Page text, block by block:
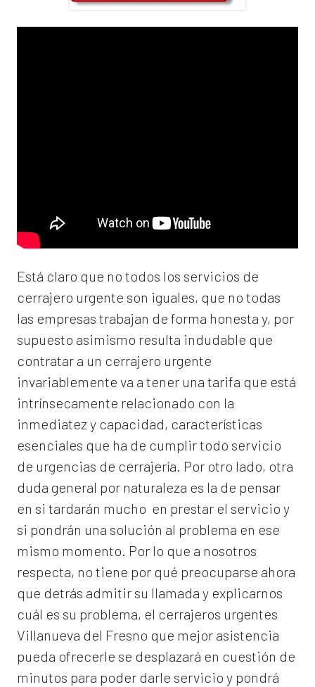
Está claro que no todos los servicios de
cerrajero urgente son iguales, que no todas
las empresas trabajan de forma honesta y, por
supuesto asimismo resulta indudable que
contratar a un cerrajero urgente
invariablemente va a tener una tarifa que está
intrínsecamente relacionado con la
inmediatez y capacidad, características
esenciales que ha de cumplir todo servicio
de urgencias de cerrajería. Por otro lado, otra
duda general por naturaleza es la de pensar
en si tardarán mucho en prestar el servicio y
si pondrán una solución al problema en ese
mismo momento. Por lo que a nosotros
respecta, no tiene por qué preocuparse ahora
que detrás admitir su llamada y explicarnos
cuál es su problema, el cerrajeros urgentes
Villanueva del Fresno que mejor asistencia
pueda ofrecerle se desplazará en cuestión de
minutos para poder darle servicio y pondrá